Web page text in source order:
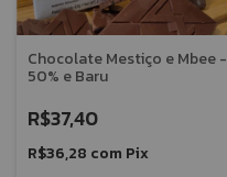
Chocolate Mestiço e Mbee -
50% e Baru
R$37,40
R$36,28 com Pix